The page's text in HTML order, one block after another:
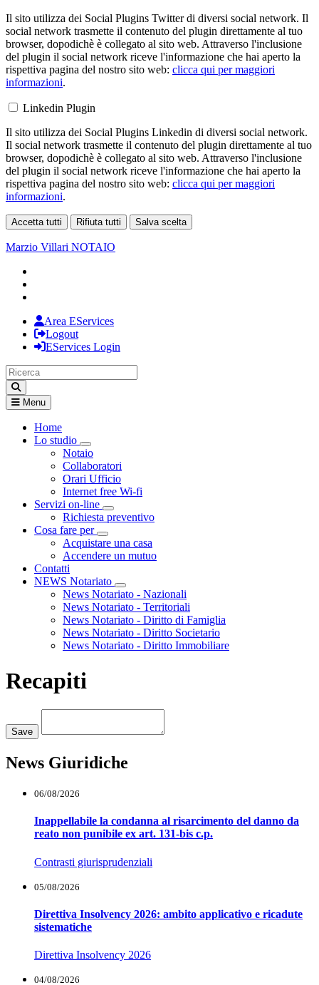
Il sito utilizza dei Social Plugins Twitter di diversi social network. Il
social network trasmette il contenuto del plugin direttamente al tuo
browser, dopodichè è collegato al sito web. Attraverso l'inclusione
del plugin il social network riceve l'informazione che hai aperto la
rispettiva pagina del nostro sito web: clicca qui per maggiori
informazioni.
Linkedin Plugin
Il sito utilizza dei Social Plugins Linkedin di diversi social network.
Il social network trasmette il contenuto del plugin direttamente al tuo
browser, dopodichè è collegato al sito web. Attraverso l'inclusione
del plugin il social network riceve l'informazione che hai aperto la
rispettiva pagina del nostro sito web: clicca qui per maggiori
informazioni.
Accetta tutti Rifiuta tutti Salva scelta
Marzio Villari NOTAIO
Area EServices
Logout
EServices Login
Menu
Home
Lo studio
Visualizza menù di secondo livello
Notaio
Collaboratori
Orari Ufficio
Internet free Wi-fi
Servizi on-line
Visualizza menù di secondo livello
Richiesta preventivo
Cosa fare per
Visualizza menù di secondo livello
Acquistare una casa
Accendere un mutuo
Contatti
NEWS Notariato
Visualizza menù di secondo livello
News Notariato - Nazionali
News Notariato - Territoriali
News Notariato - Diritto di Famiglia
News Notariato - Diritto Societario
News Notariato - Diritto Immobiliare
Recapiti
Save
News Giuridiche
06/08/2026
Inappellabile la condanna al risarcimento del danno da
reato non punibile ex art. 131-bis c.p.
Contrasti giurisprudenziali
05/08/2026
Direttiva Insolvency 2026: ambito applicativo e ricadute
sistematiche
Direttiva Insolvency 2026
04/08/2026